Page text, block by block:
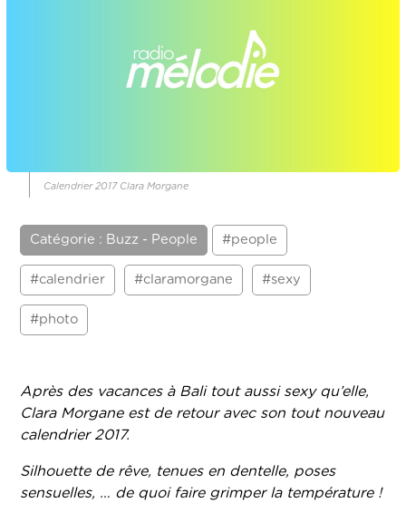
Calendrier 2017 Clara Morgane
Catégorie : Buzz - People #people
#calendrier #claramorgane #sexy
#photo
Après des vacances à Bali tout aussi sexy qu’elle,
Clara Morgane est de retour avec son tout nouveau
calendrier 2017.
Silhouette de rêve, tenues en dentelle, poses
sensuelles, … de quoi faire grimper la température !